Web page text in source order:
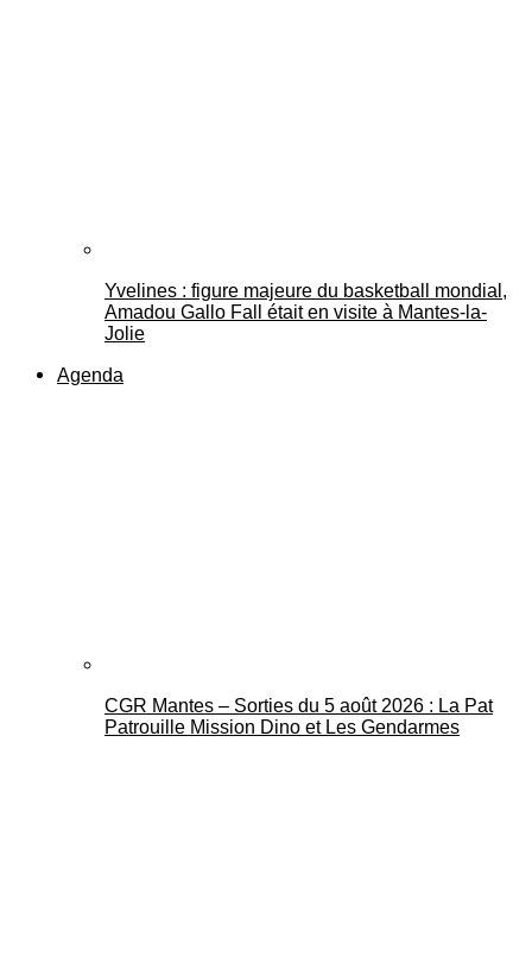
Yvelines : figure majeure du basketball mondial,
Amadou Gallo Fall était en visite à Mantes-la-
Jolie
Agenda
CGR Mantes – Sorties du 5 août 2026 : La Pat
Patrouille Mission Dino et Les Gendarmes